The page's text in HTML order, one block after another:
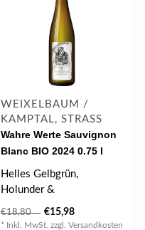
WEIXELBAUM /
KAMPTAL, STRASS
Wahre Werte Sauvignon
Blanc BIO 2024 0.75 l
Helles Gelbgrün,
Holunder &
Johannisbeeren, elegant,
kräftig & würzig, satt i..
€18,80 €15,98
* Inkl. MwSt. zzgl. Versandkosten